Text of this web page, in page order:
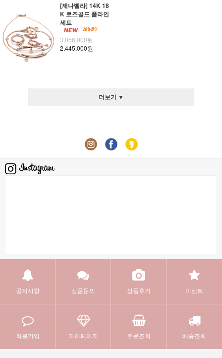
[제나벨라] 14K 18
K 로즈골드 폴라인
세트
3,056,000원
2,445,000원
더보기 ▼
공지사항 상품문의 상품후기 이벤트
회원가입 마이페이지 주문조회 배송조회